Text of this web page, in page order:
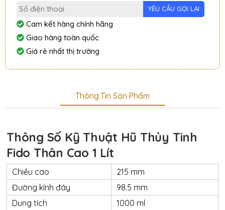
Cam kết hàng chính hãng
Giao hàng toàn quốc
Giá rẻ nhất thị trường
Thông Tin Sản Phẩm
Thông Số Kỹ Thuật Hũ Thủy Tinh
Fido Thân Cao 1 Lít
Chiều cao
215 mm
Đường kính đáy
98.5 mm
Dung tích
1000 ml